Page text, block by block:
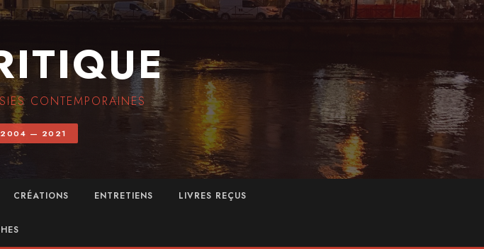
CONTEMPORAINES
2004 — 2021
CRÉATIONS ENTRETIENS LIVRES REÇUS